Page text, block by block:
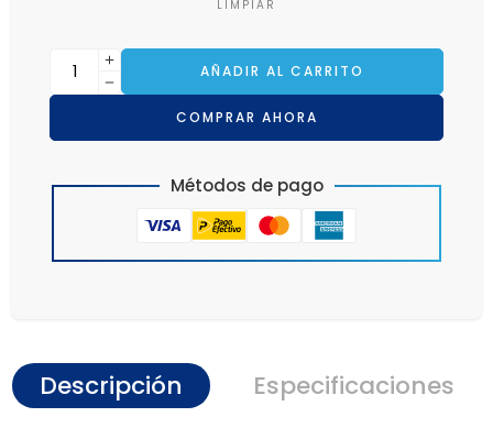
LIMPIAR
AÑADIR AL CARRITO
COMPRAR AHORA
Métodos de pago
Descripción Especificaciones